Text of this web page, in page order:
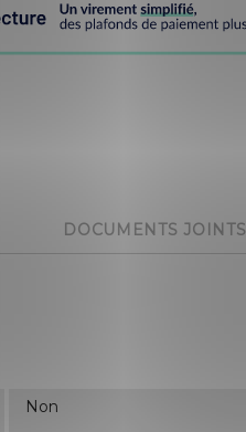
DOCUMENTS JOINTS
Non